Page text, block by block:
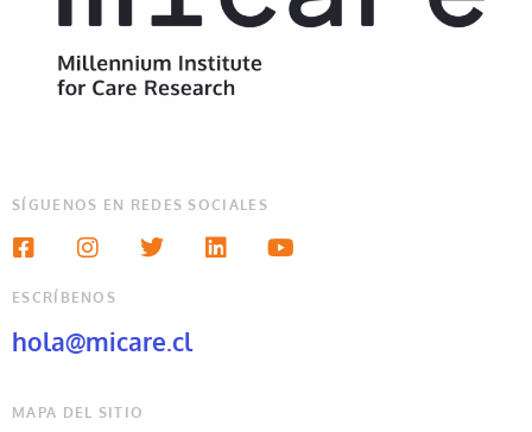
SÍGUENOS EN REDES SOCIALES
ESCRÍBENOS
hola@micare.cl
MAPA DEL SITIO